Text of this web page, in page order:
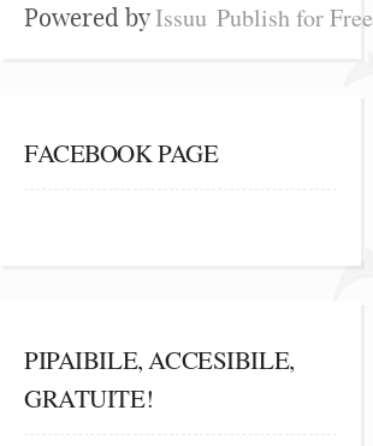
Powered byIssuu Publish for Free
FACEBOOK PAGE
PIPAIBILE, ACCESIBILE,
GRATUITE!